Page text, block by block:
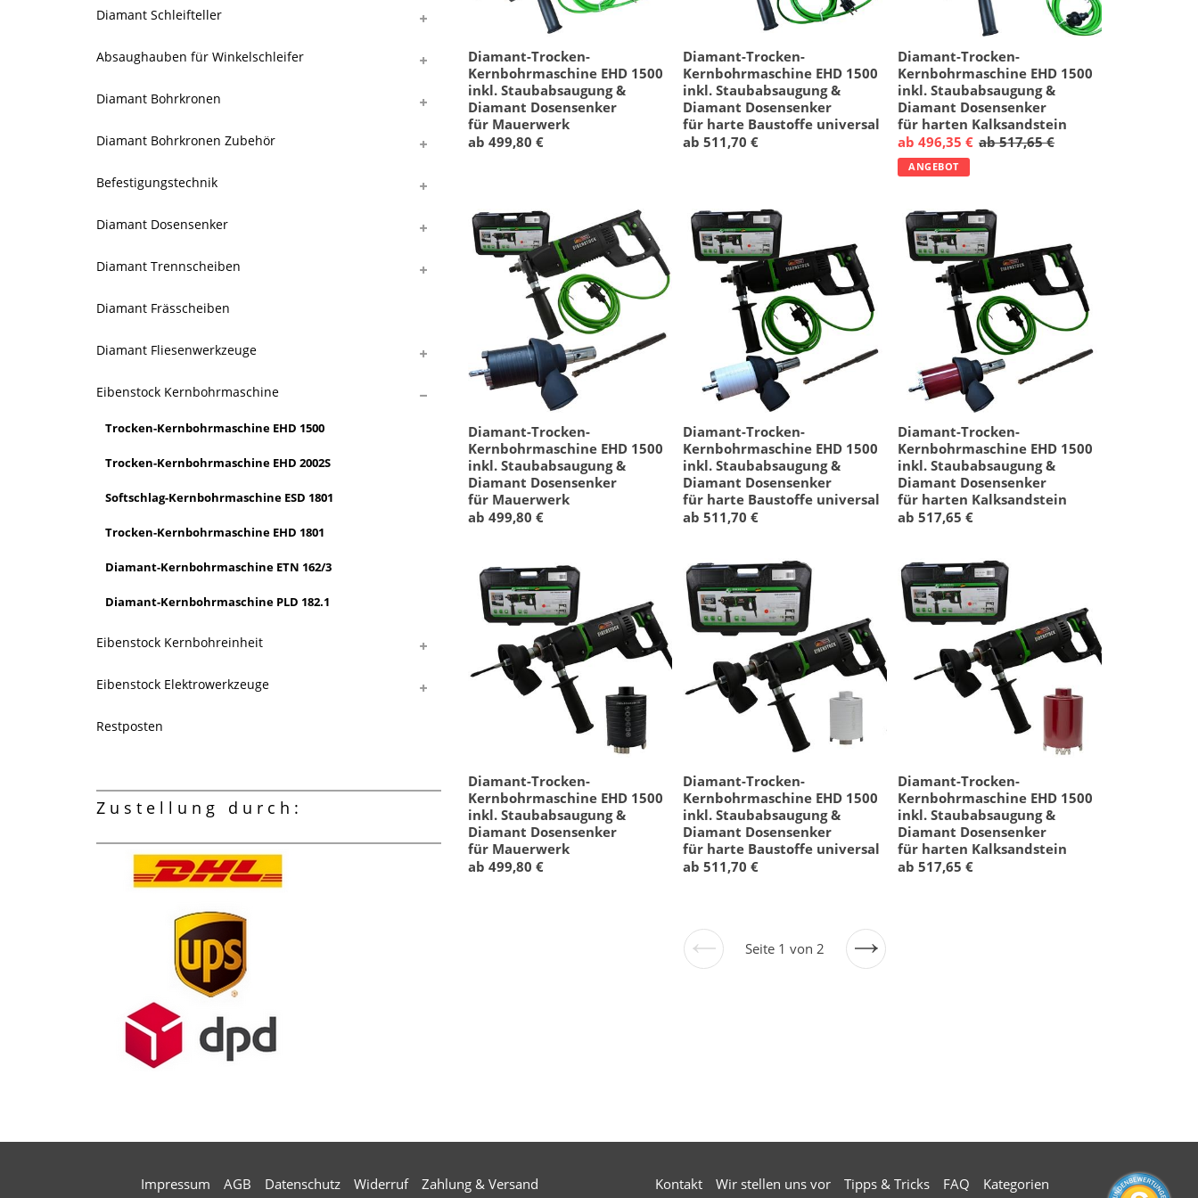
Diamant Schleifteller
Absaughauben für Winkelschleifer
Diamant Bohrkronen
Diamant Bohrkronen Zubehör
Befestigungstechnik
Diamant Dosensenker
Diamant Trennscheiben
Diamant Frässcheiben
Diamant Fliesenwerkzeuge
Eibenstock Kernbohrmaschine
Trocken-Kernbohrmaschine EHD 1500
Trocken-Kernbohrmaschine EHD 2002S
Softschlag-Kernbohrmaschine ESD 1801
Trocken-Kernbohrmaschine EHD 1801
Diamant-Kernbohrmaschine ETN 162/3
Diamant-Kernbohrmaschine PLD 182.1
Eibenstock Kernbohreinheit
Eibenstock Elektrowerkzeuge
Restposten
Zustellung durch:
Diamant-Trocken-
Kernbohrmaschine EHD 1500
inkl. Staubabsaugung &
Diamant Dosensenker
für Mauerwerk
ab 499,80 €
Diamant-Trocken-
Kernbohrmaschine EHD 1500
inkl. Staubabsaugung &
Diamant Dosensenker
für harte Baustoffe universal
ab 511,70 €
Diamant-Trocken-
Kernbohrmaschine EHD 1500
inkl. Staubabsaugung &
Diamant Dosensenker
für harten Kalksandstein
ab 496,35 € ab 517,65 €
ANGEBOT
Diamant-Trocken-
Kernbohrmaschine EHD 1500
inkl. Staubabsaugung &
Diamant Dosensenker
für Mauerwerk
ab 499,80 €
Diamant-Trocken-
Kernbohrmaschine EHD 1500
inkl. Staubabsaugung &
Diamant Dosensenker
für harte Baustoffe universal
ab 511,70 €
Diamant-Trocken-
Kernbohrmaschine EHD 1500
inkl. Staubabsaugung &
Diamant Dosensenker
für harten Kalksandstein
ab 517,65 €
Diamant-Trocken-
Kernbohrmaschine EHD 1500
inkl. Staubabsaugung &
Diamant Dosensenker
für Mauerwerk
ab 499,80 €
Diamant-Trocken-
Kernbohrmaschine EHD 1500
inkl. Staubabsaugung &
Diamant Dosensenker
für harte Baustoffe universal
ab 511,70 €
Diamant-Trocken-
Kernbohrmaschine EHD 1500
inkl. Staubabsaugung &
Diamant Dosensenker
für harten Kalksandstein
ab 517,65 €
VorherigeSeite 1 von 2
Nächste
Impressum AGB Datenschutz Widerruf Zahlung & Versand Kontakt Wir stellen uns vor Tipps & Tricks FAQ
Kategorien